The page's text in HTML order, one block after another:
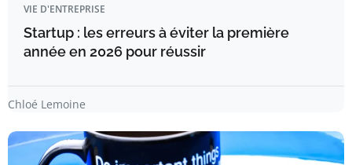
VIE D'ENTREPRISE
Startup : les erreurs à éviter la première
année en 2026 pour réussir
Chloé Lemoine